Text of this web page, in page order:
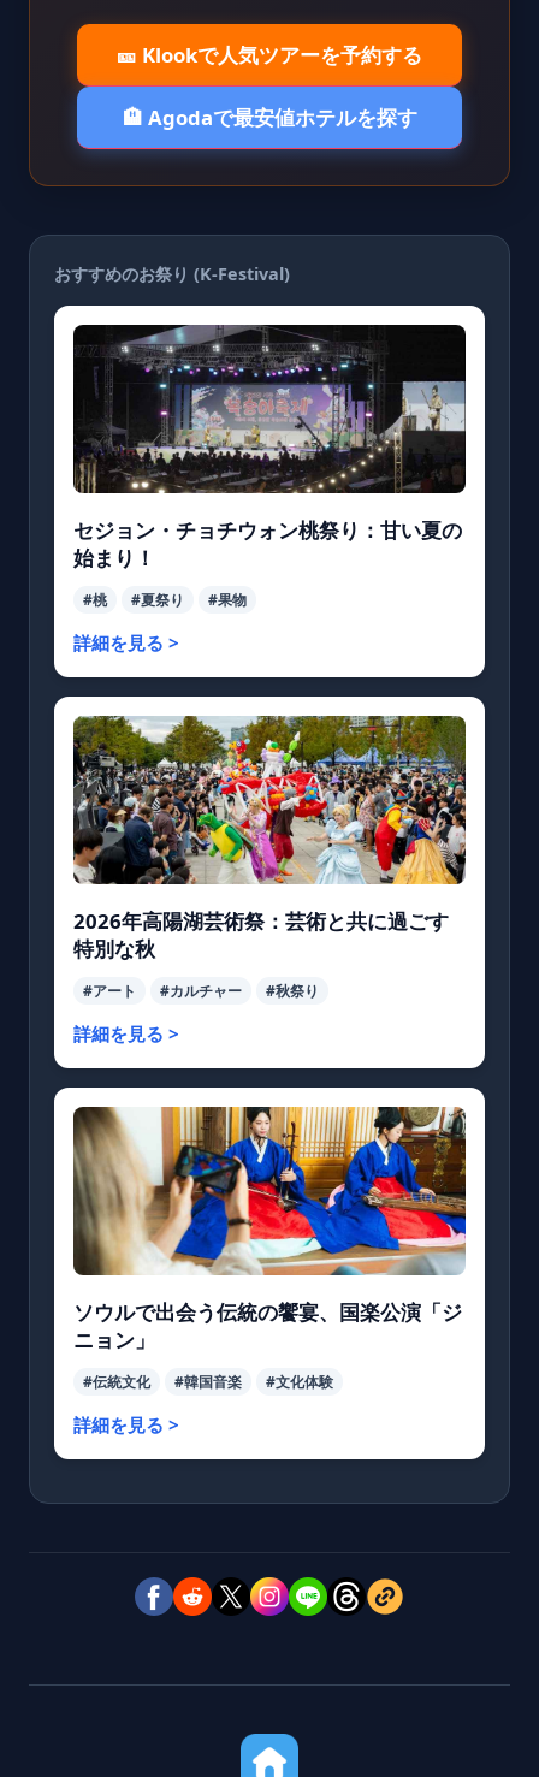
🎫 Klookで人気ツアーを予約する
🏨 Agodaで最安値ホテルを探す
おすすめのお祭り (K-Festival)
セジョン・チョチウォン桃祭り：甘い夏の
始まり！
#桃 #夏祭り #果物
詳細を見る >
2026年高陽湖芸術祭：芸術と共に過ごす
特別な秋
#アート #カルチャー #秋祭り
詳細を見る >
ソウルで出会う伝統の饗宴、国楽公演「ジ
ニョン」
#伝統文化 #韓国音楽 #文化体験
詳細を見る >